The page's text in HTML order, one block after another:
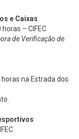
e Caixas
– CIFEC
de Verificação de
na Estrada dos